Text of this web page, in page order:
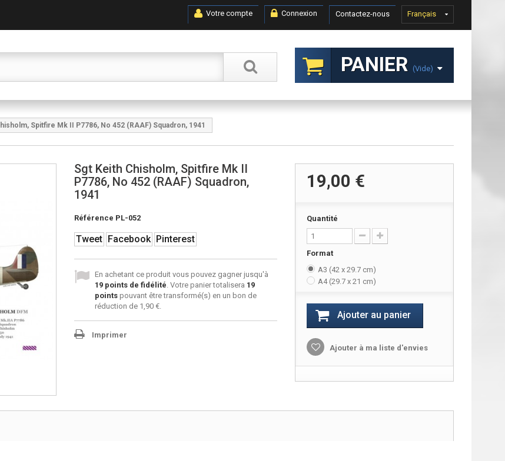
Français
Contactez-nous
Connexion
Votre compte
PANIER (vide)
Spitfire Mk II P7786, No 452 (RAAF) Squadron, 1941
Sgt Keith Chisholm, Spitfire Mk II
P7786, No 452 (RAAF) Squadron,
1941
Référence PL-052
Tweet Facebook Pinterest
En achetant ce produit vous pouvez gagner jusqu'à
19points de fidélité. Votre panier totalisera 19
pointspouvant être transformé(s) en un bon de
réduction de 1,90 €.
Imprimer
19,00 €
Quantité
Format
A3 (42 x 29.7 cm)
A4 (29.7 x 21 cm)
Ajouter au panier
Ajouter à ma liste d'envies